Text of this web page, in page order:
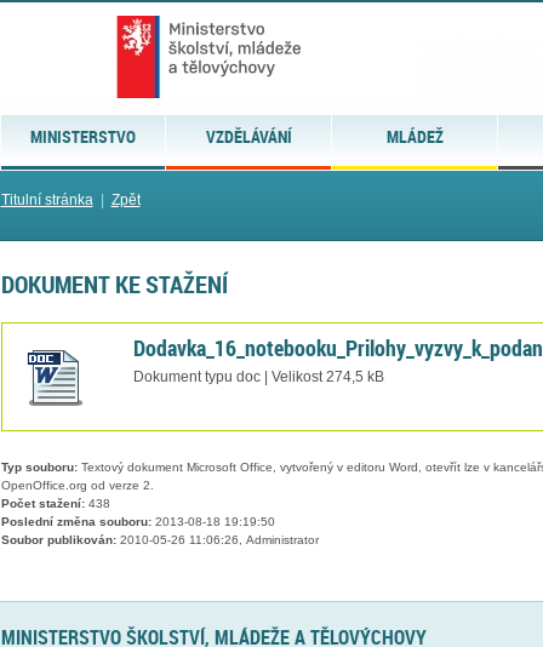
MINISTERSTVO VZDĚLÁVÁNÍ MLÁDEŽ
Titulní stránka| Zpět
DOKUMENT KE STAŽENÍ
Dokument typu doc | Velikost 274,5 kB
Typ souboru:Textový dokument Microsoft Office, vytvořený v editoru Word, otevřít lze v
OpenOffice.org od verze 2.
Počet stažení:438
Poslední změna souboru:2013-08-18 19:19:50
Soubor publikován:2010-05-26 11:06:26, Administrator
MINISTERSTVO ŠKOLSTVÍ, MLÁDEŽE A TĚLOVÝCHOVY